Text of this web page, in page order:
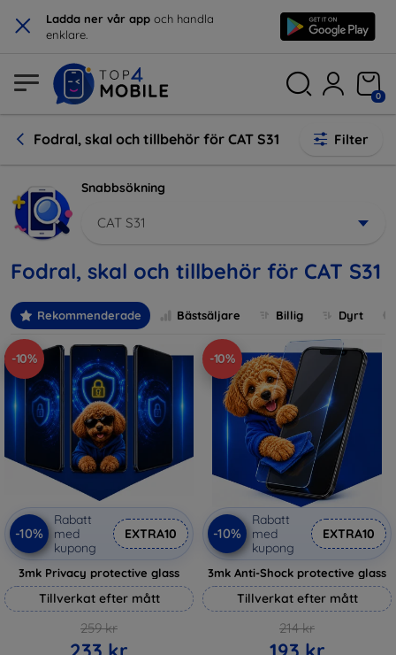
× Ladda ner vår app och handla
enklare.
0
Fodral, skal och tillbehör för CAT S31 Filter
Snabbsökning
CAT S31
Fodral, skal och tillbehör för CAT S31
Rekommenderade Bästsäljare Billig Dyrt
-10%
-10%
Rabatt
med
kupong
EXTRA10
3mk Privacy protective glass
Tillverkat efter mått
259 kr
-10%
-10%
Rabatt
med
kupong
EXTRA10
3mk Anti-Shock protective glass
Tillverkat efter mått
214 kr